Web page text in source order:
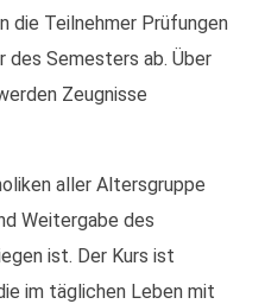
die Teilnehmer Prüfungen
des Semesters ab. Über
Zeugnisse
aller Altersgruppe
Weitergabe des
ist. Der Kurs ist
im täglichen Leben mit